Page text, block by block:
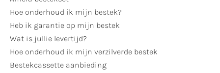
Hoe onderhoud ik mijn bestek?
Heb ik garantie op mijn bestek
Wat is jullie levertijd?
Hoe onderhoud ik mijn verzilverde bestek
Bestekcassette aanbieding